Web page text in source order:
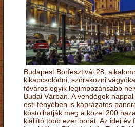
Budapest Borfesztivál 28.
kikapcsolódni, szórakozni
főváros egyik legimpozánsabb
Budai Várban. A vendégek nappal
esti fényében is káprázatos
kóstolhatják meg a közel 200
kiállító több ezer borát. Az idei év